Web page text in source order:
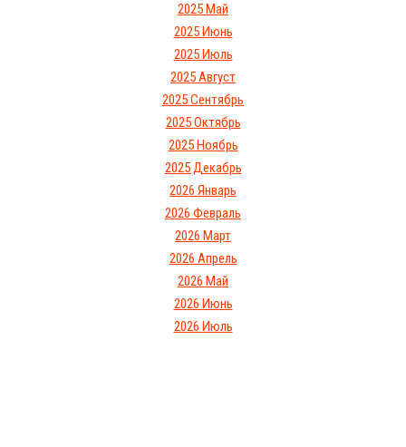
2025 Май
2025 Июнь
2025 Июль
2025 Август
2025 Сентябрь
2025 Октябрь
2025 Ноябрь
2025 Декабрь
2026 Январь
2026 Февраль
2026 Март
2026 Апрель
2026 Май
2026 Июнь
2026 Июль